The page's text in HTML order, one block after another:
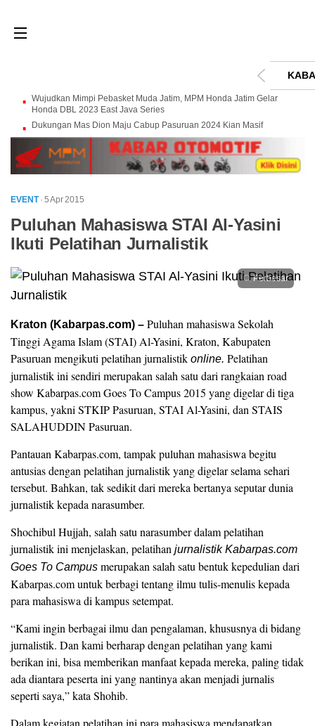
Wujudkan Mimpi Pebasket Muda Jatim, MPM Honda Jatim Gelar
Honda DBL 2023 East Java Series
Dukungan Mas Dion Maju Cabup Pasuruan 2024 Kian Masif
EVENT· 5 Apr 2015
Puluhan Mahasiswa STAI Al-Yasini
Ikuti Pelatihan Jurnalistik
Perbesar
Kraton (Kabarpas.com) – Puluhan mahasiswa Sekolah
Tinggi Agama Islam (STAI) Al-Yasini, Kraton, Kabupaten
Pasuruan mengikuti pelatihan jurnalistik online. Pelatihan
jurnalistik ini sendiri merupakan salah satu dari rangkaian road
show Kabarpas.com Goes To Campus 2015 yang digelar di tiga
kampus, yakni STKIP Pasuruan, STAI Al-Yasini, dan STAIS
SALAHUDDIN Pasuruan.
Pantauan Kabarpas.com, tampak puluhan mahasiswa begitu
antusias dengan pelatihan jurnalistik yang digelar selama sehari
tersebut. Bahkan, tak sedikit dari mereka bertanya seputar dunia
jurnalistik kepada narasumber.
Shochibul Hujjah, salah satu narasumber dalam pelatihan
jurnalistik ini menjelaskan, pelatihan jurnalistik Kabarpas.com
Goes To Campus merupakan salah satu bentuk kepedulian dari
Kabarpas.com untuk berbagi tentang ilmu tulis-menulis kepada
para mahasiswa di kampus setempat.
“Kami ingin berbagai ilmu dan pengalaman, khususnya di bidang
jurnalistik. Dan kami berharap dengan pelatihan yang kami
berikan ini, bisa memberikan manfaat kepada mereka, paling tidak
ada diantara peserta ini yang nantinya akan menjadi jurnalis
seperti saya,” kata Shohib.
Dalam kegiatan pelatihan ini para mahasiswa mendapatkan